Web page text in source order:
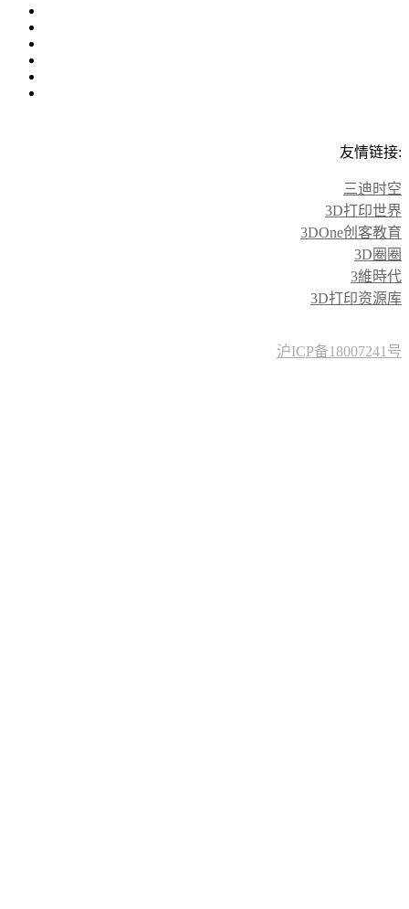
友情链接:
三迪时空
3D打印世界
3DOne创客教育
3D圈圈
3維時代
3D打印资源库
沪ICP备18007241号